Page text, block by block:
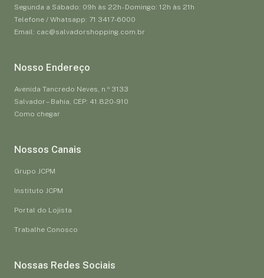
Segunda a Sábado: 09h às 22h - Domingo: 12h às 21h
Telefone / Whatsapp: 71 3417-6000
Email: cac@salvadorshopping.com.br
Nosso Endereço
Avenida Tancredo Neves, n.º 3133
Salvador – Bahia, CEP: 41.820-910
Como chegar
Nossos Canais
Grupo JCPM
Instituto JCPM
Portal do Lojista
Trabalhe Conosco
Nossas Redes Sociais